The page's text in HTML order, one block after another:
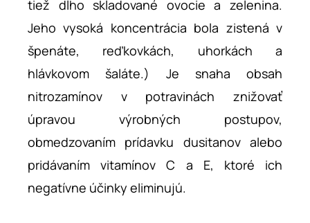
tiež dlho skladované ovocie a zelenina.
Jeho vysoká koncentrácia bola zistená v
špenáte, reďkovkách, uhorkách a
hlávkovom šaláte.) Je snaha obsah
nitrozamínov v potravinách znižovať
úpravou výrobných postupov,
obmedzovaním prídavku dusitanov alebo
pridávaním vitamínov C a E, ktoré ich
negatívne účinky eliminujú.